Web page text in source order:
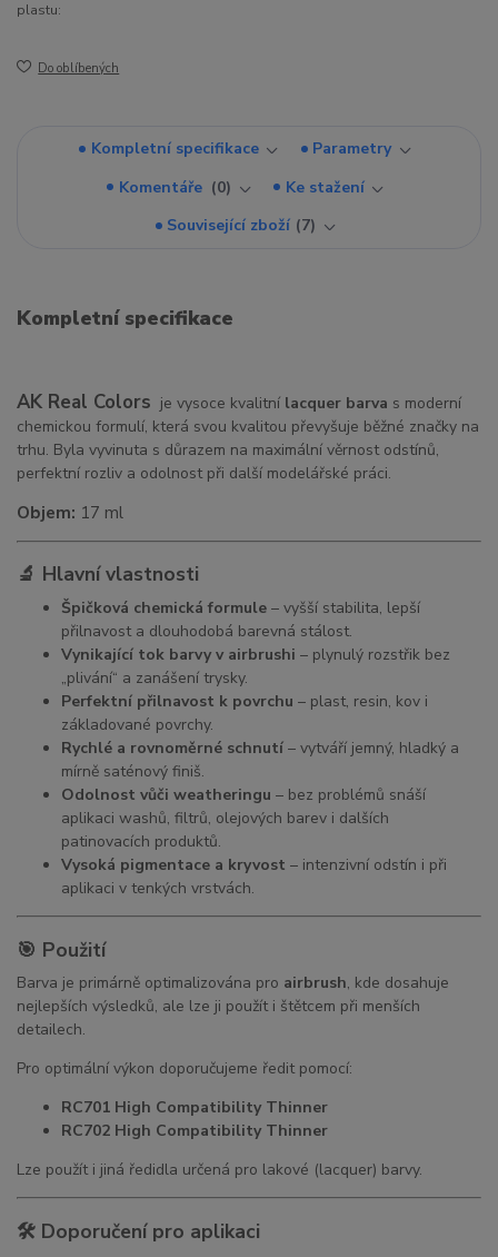
plastu:
Do oblíbených
Kompletní specifikace
Parametry
Komentáře
0
Ke stažení
Související zboží 7
Kompletní specifikace
AK Real Colors je vysoce kvalitní lacquer barva s moderní
chemickou formulí, která svou kvalitou převyšuje běžné značky na
trhu. Byla vyvinuta s důrazem na maximální věrnost odstínů,
perfektní rozliv a odolnost při další modelářské práci.
Objem: 17 ml
🔬 Hlavní vlastnosti
Špičková chemická formule – vyšší stabilita, lepší
přilnavost a dlouhodobá barevná stálost.
Vynikající tok barvy v airbrushi – plynulý rozstřik bez
„plivání“ a zanášení trysky.
Perfektní přilnavost k povrchu – plast, resin, kov i
základované povrchy.
Rychlé a rovnoměrné schnutí – vytváří jemný, hladký a
mírně saténový finiš.
Odolnost vůči weatheringu – bez problémů snáší
aplikaci washů, filtrů, olejových barev i dalších
patinovacích produktů.
Vysoká pigmentace a kryvost – intenzivní odstín i při
aplikaci v tenkých vrstvách.
🎯 Použití
Barva je primárně optimalizována pro airbrush, kde dosahuje
nejlepších výsledků, ale lze ji použít i štětcem při menších
detailech.
Pro optimální výkon doporučujeme ředit pomocí:
RC701 High Compatibility Thinner
RC702 High Compatibility Thinner
Lze použít i jiná ředidla určená pro lakové (lacquer) barvy.
🛠 Doporučení pro aplikaci